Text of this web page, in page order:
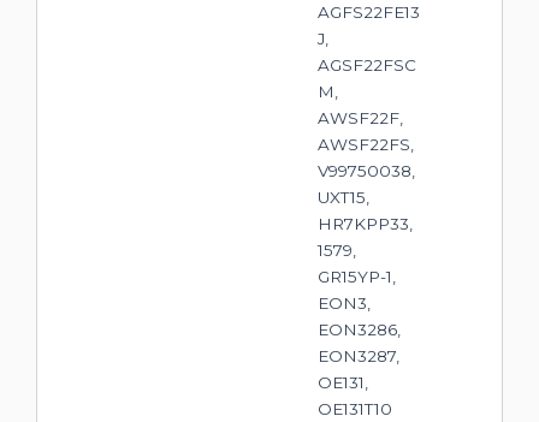
AGFS22FE13
J,
AGSF22FSC
M,
AWSF22F,
AWSF22FS,
V99750038,
UXT15,
HR7KPP33,
1579,
GR15YP-1,
EON3,
EON3286,
EON3287,
OE131,
OE131T10